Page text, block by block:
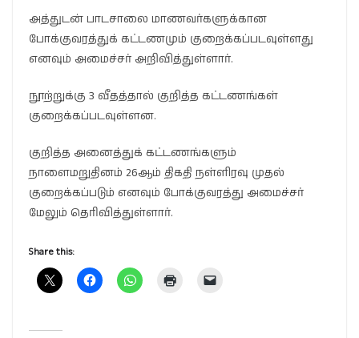
அத்துடன் பாடசாலை மாணவர்களுக்கான
போக்குவரத்துக் கட்டணமும் குறைக்கப்படவுள்ளது
எனவும் அமைச்சர் அறிவித்துள்ளார்.
நூற்றுக்கு 3 வீதத்தால் குறித்த கட்டணங்கள்
குறைக்கப்படவுள்ளன.
குறித்த அனைத்துக் கட்டணங்களும்
நாளைமறுதினம் 26ஆம் திகதி நள்ளிரவு முதல்
குறைக்கப்படும் எனவும் போக்குவரத்து அமைச்சர்
மேலும் தெரிவித்துள்ளார்.
Share this: